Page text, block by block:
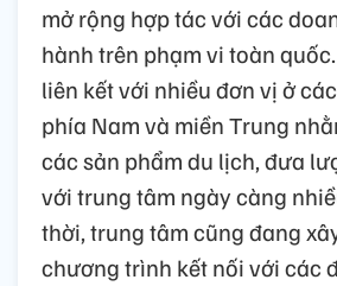
mở rộng hợp tác với các
hành trên phạm vi toàn
liên kết với nhiều đơn vị ở
phía Nam và miền Trung
các sản phẩm du lịch, đưa
với trung tâm ngày càng
thời, trung tâm cũng đang
chương trình kết nối với các